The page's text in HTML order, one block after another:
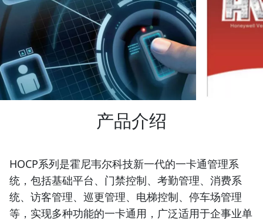
产品介绍
HOCP系列是霍尼韦尔科技新一代的一卡通管理系
统，包括基础平台、门禁控制、考勤管理、消费系
统、访客管理、巡更管理、电梯控制、停车场管理
等，实现多种功能的一卡通用，广泛适用于企事业单